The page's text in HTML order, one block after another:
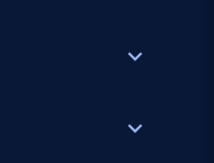
expand_more
expand_more